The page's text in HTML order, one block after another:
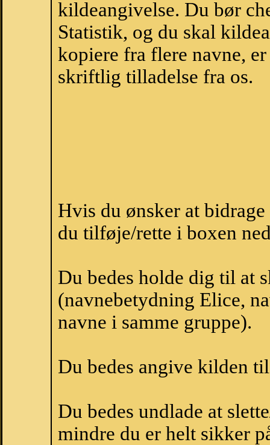
kildeangivelse. Du bør
Statistik, og du skal
kopiere fra flere navne,
skriftlig tilladelse fra os.
Hvis du ønsker at
du tilføje/rette i boxen
Du bedes holde dig til at
(navnebetydning Elice,
navne i samme gruppe).
Du bedes angive kilden
Du bedes undlade at
mindre du er helt sikker